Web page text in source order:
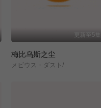
更新至5集
梅比乌斯之尘
メビウス・ダスト/